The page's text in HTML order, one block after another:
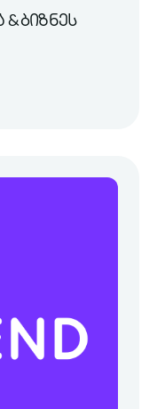
& ბიზნეს